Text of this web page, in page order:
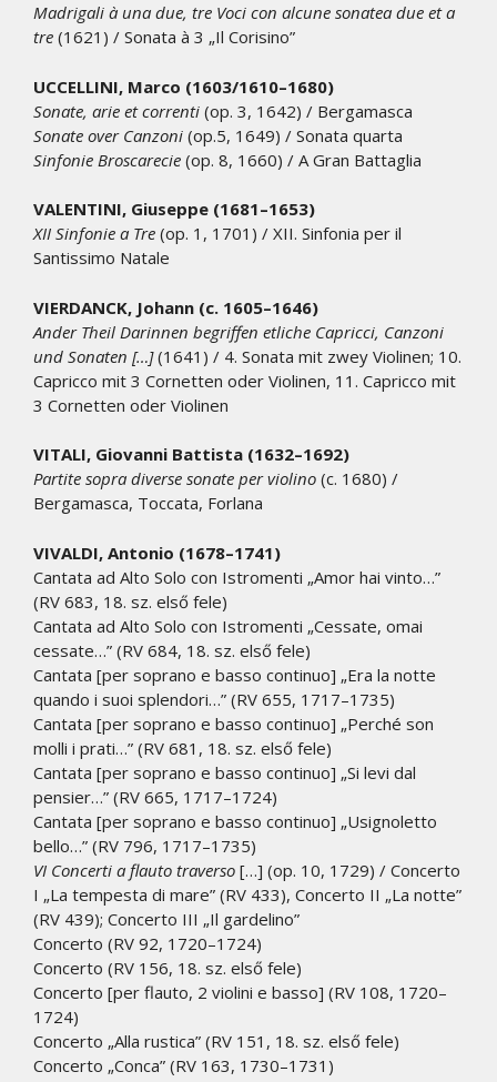
Madrigali à una due, tre Voci con alcune sonatea due et a
tre (1621) / Sonata à 3 „Il Corisino”
UCCELLINI, Marco (1603/1610–1680)
Sonate, arie et correnti (op. 3, 1642) / Bergamasca
Sonate over Canzoni (op.5, 1649) / Sonata quarta
Sinfonie Broscarecie (op. 8, 1660) / A Gran Battaglia
VALENTINI, Giuseppe (1681–1653)
XII Sinfonie a Tre (op. 1, 1701) / XII. Sinfonia per il
Santissimo Natale
VIERDANCK, Johann (c. 1605–1646)
Ander Theil Darinnen begriffen etliche Capricci, Canzoni
und Sonaten […](1641) / 4. Sonata mit zwey Violinen; 10.
Capricco mit 3 Cornetten oder Violinen, 11. Capricco mit
3 Cornetten oder Violinen
VITALI, Giovanni Battista (1632–1692)
Partite sopra diverse sonate per violino (c. 1680) /
Bergamasca, Toccata, Forlana
VIVALDI, Antonio (1678–1741)
Cantata ad Alto Solo con Istromenti „Amor hai vinto…”
(RV 683, 18. sz. első fele)
Cantata ad Alto Solo con Istromenti „Cessate, omai
cessate…” (RV 684, 18. sz. első fele)
Cantata [per soprano e basso continuo] „Era la notte
quando i suoi splendori…” (RV 655, 1717–1735)
Cantata [per soprano e basso continuo] „Perché son
molli i prati…” (RV 681, 18. sz. első fele)
Cantata [per soprano e basso continuo] „Si levi dal
pensier…” (RV 665, 1717–1724)
Cantata [per soprano e basso continuo] „Usignoletto
bello…” (RV 796, 1717–1735)
VI Concerti a flauto traverso […] (op. 10, 1729) / Concerto
I „La tempesta di mare” (RV 433), Concerto II „La notte”
(RV 439); Concerto III „Il gardelino”
Concerto (RV 92, 1720–1724)
Concerto (RV 156, 18. sz. első fele)
Concerto [per flauto, 2 violini e basso] (RV 108, 1720–
1724)
Concerto „Alla rustica” (RV 151, 18. sz. első fele)
Concerto „Conca” (RV 163, 1730–1731)